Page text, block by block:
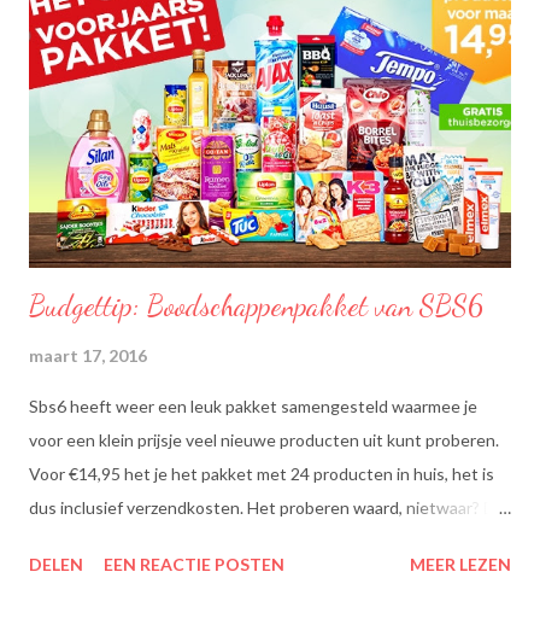
Budgettip: Boodschappenpakket van SBS6
maart 17, 2016
Sbs6 heeft weer een leuk pakket samengesteld waarmee je
voor een klein prijsje veel nieuwe producten uit kunt proberen.
Voor €14,95 het je het pakket met 24 producten in huis, het is
dus inclusief verzendkosten. Het proberen waard, nietwaar? Dit
theesmaken van Lipton: voor een goed moment dat heerlijk
DELEN EEN REACTIE POSTEN MEER LEZEN